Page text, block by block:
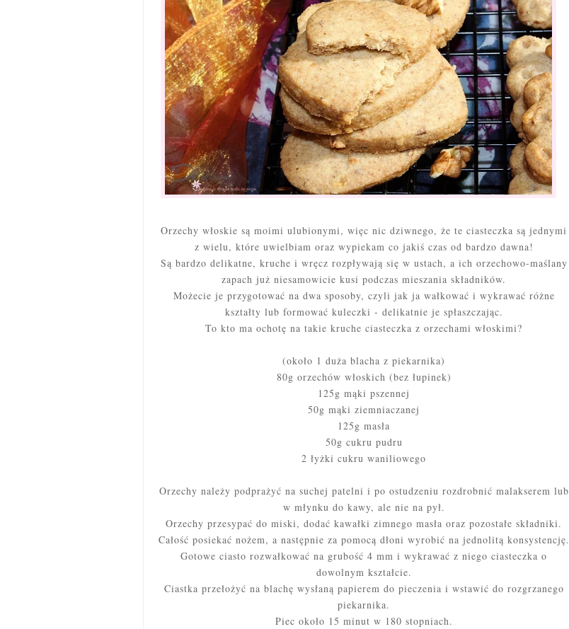
Orzechy włoskie są moimi ulubionymi, więc nic dziwnego, że te ciasteczka są jednymi
z wielu, które uwielbiam oraz wypiekam co jakiś czas od bardzo dawna!
Są bardzo delikatne, kruche i wręcz rozpływają się w ustach, a ich orzechowo-maślany
zapach już niesamowicie kusi podczas mieszania składników.
Możecie je przygotować na dwa sposoby, czyli jak ja wałkować i wykrawać różne
kształty lub formować kuleczki - delikatnie je spłaszczając.
To kto ma ochotę na takie kruche ciasteczka z orzechami włoskimi?
(około 1 duża blacha z piekarnika)
80g orzechów włoskich (bez łupinek)
125g mąki pszennej
50g mąki ziemniaczanej
125g masła
50g cukru pudru
2 łyżki cukru waniliowego
Orzechy należy podprażyć na suchej patelni i po ostudzeniu rozdrobnić malakserem lub
w młynku do kawy, ale nie na pył.
Orzechy przesypać do miski, dodać kawałki zimnego masła oraz pozostałe składniki.
Całość posiekać nożem, a następnie za pomocą dłoni wyrobić na jednolitą konsystencję.
Gotowe ciasto rozwałkować na grubość 4 mm i wykrawać z niego ciasteczka o
dowolnym kształcie.
Ciastka przełożyć na blachę wysłaną papierem do pieczenia i wstawić do rozgrzanego
piekarnika.
Piec około 15 minut w 180 stopniach.